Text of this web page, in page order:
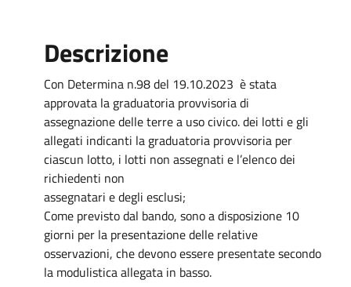
Descrizione
Con Determina n.98 del 19.10.2023 è stata
approvata la graduatoria provvisoria di
assegnazione delle terre a uso civico. dei lotti e gli
allegati indicanti la graduatoria provvisoria per
ciascun lotto, i lotti non assegnati e l’elenco dei
richiedenti non
assegnatari e degli esclusi;
Come previsto dal bando, sono a disposizione 10
giorni per la presentazione delle relative
osservazioni, che devono essere presentate secondo
la modulistica allegata in basso.